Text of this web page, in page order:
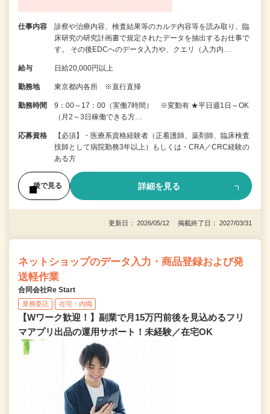
仕事内容
診察や治療内容、検査結果等のカルテ内容等を読み取り、臨
床研究の研究計画書で規定されたデータを抽出するお仕事で
す。 その後EDCへのデータ入力や、クエリ（入力内…
給与 日給20,000円以上
勤務地 東京都内各所 ※直行直帰
勤務時間
9：00～17：00（実働7時間） ※変動有 ★平日週1日～OK
（月2～3日稼働できる方…
応募資格
【必須】・医療系資格経験者（正看護師、薬剤師、臨床検査
技師として病院勤務3年以上）もしくは・CRA／CRC経験の
ある方
後で見る 詳細を見る
更新日： 2026/05/12 掲載終了日： 2027/03/31
ネットショップのデータ入力・商品登録および発
送軽作業
合同会社Re Start
業務委託 在宅・内職
【Wワーク歓迎！】副業で月15万円前後を見込めるフリ
マアプリ出品の運用サポート！未経験／在宅OK